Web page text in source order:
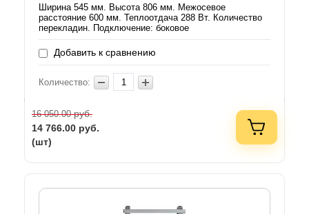
Ширина 545 мм. Высота 806 мм. Межосевое
расстояние 600 мм. Теплоотдача 288 Вт. Количество
перекладин. Подключение: боковое
Добавить к сравнению
Количество:
16 050.00руб.
14 766.00 руб.
(шт)